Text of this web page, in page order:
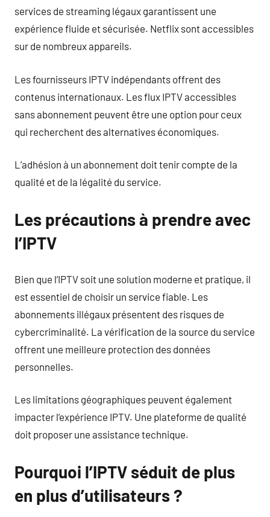
services de streaming légaux garantissent une
expérience fluide et sécurisée. Netflix sont accessibles
sur de nombreux appareils.
Les fournisseurs IPTV indépendants offrent des
contenus internationaux. Les flux IPTV accessibles
sans abonnement peuvent être une option pour ceux
qui recherchent des alternatives économiques.
L’adhésion à un abonnement doit tenir compte de la
qualité et de la légalité du service.
Les précautions à prendre avec
l’IPTV
Bien que l’IPTV soit une solution moderne et pratique, il
est essentiel de choisir un service fiable. Les
abonnements illégaux présentent des risques de
cybercriminalité. La vérification de la source du service
offrent une meilleure protection des données
personnelles.
Les limitations géographiques peuvent également
impacter l’expérience IPTV. Une plateforme de qualité
doit proposer une assistance technique.
Pourquoi l’IPTV séduit de plus
en plus d’utilisateurs ?